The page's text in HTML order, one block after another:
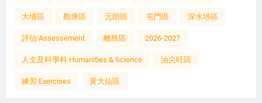
大埔區 觀塘區 元朗區 屯門區 深水埗區
評估 Assessement 離島區 2026-2027
人文及科學科 Humanities & Science 油尖旺區
練習 Exercises 黃大仙區